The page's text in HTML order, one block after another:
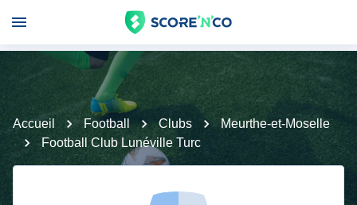
Accueil Football Clubs
Meurthe-et-Moselle
Football Club Lunéville Turc